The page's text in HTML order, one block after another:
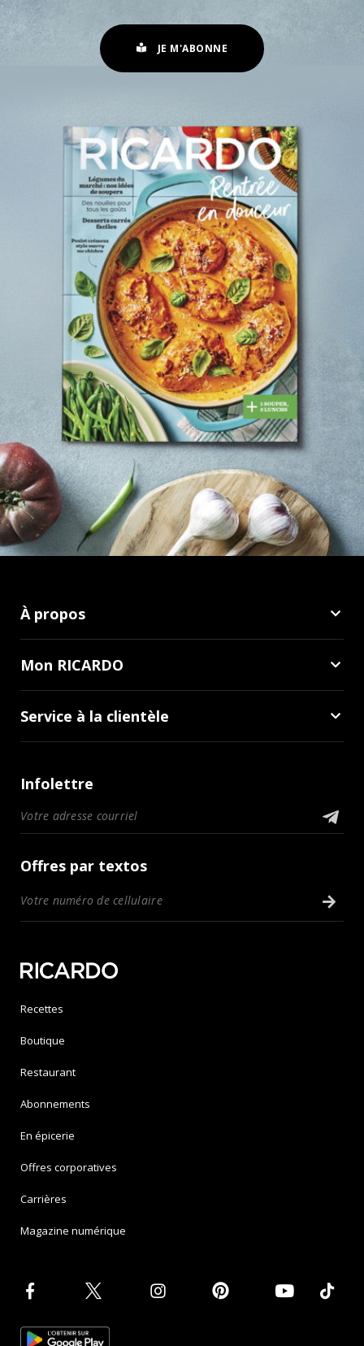
JE M'ABONNE
À propos
Mon RICARDO
Service à la clientèle
Infolettre
Offres par textos
Recettes
Boutique
Restaurant
Abonnements
En épicerie
Offres corporatives
Carrières
Magazine numérique